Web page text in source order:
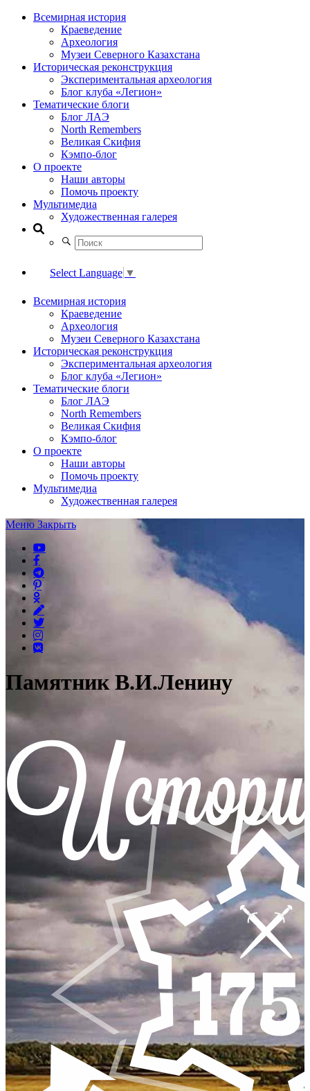
Всемирная история
Краеведение
Археология
Музеи Северного Казахстана
Историческая реконструкция
Экспериментальная археология
Блог клуба «Легион»
Тематические блоги
Блог ЛАЭ
North Remembers
Великая Скифия
Кэмпо-блог
О проекте
Наши авторы
Помочь проекту
Мультимедиа
Художественная галерея
Select Language ▼
Всемирная история
Краеведение
Археология
Музеи Северного Казахстана
Историческая реконструкция
Экспериментальная археология
Блог клуба «Легион»
Тематические блоги
Блог ЛАЭ
North Remembers
Великая Скифия
Кэмпо-блог
О проекте
Наши авторы
Помочь проекту
Мультимедиа
Художественная галерея
Меню Закрыть
Памятник В.И.Ленину